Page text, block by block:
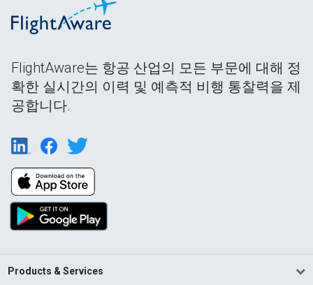
FlightAware는 항공 산업의 모든 부문에 대해 정
확한 실시간의 이력 및 예측적 비행 통찰력을 제
공합니다.
Products & Services